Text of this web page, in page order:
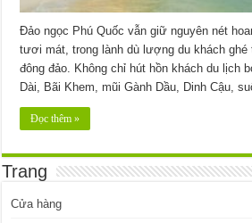
Đảo ngọc Phú Quốc vẫn giữ nguyên nét
tươi mát, trong lành dù lượng du khách ghé
đông đảo. Không chỉ hút hồn khách du lịch
Dài, Bãi Khem, mũi Gành Dầu, Dinh Cậu,
Đọc thêm »
Trang
Cửa hàng